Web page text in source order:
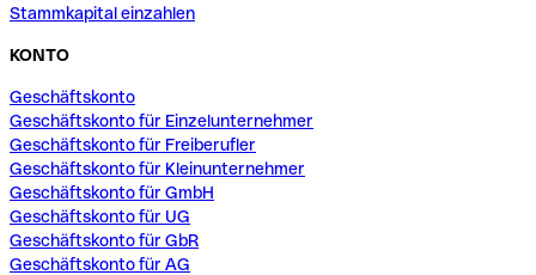
Stammkapital einzahlen
KONTO
Geschäftskonto
Geschäftskonto für Einzelunternehmer
Geschäftskonto für Freiberufler
Geschäftskonto für Kleinunternehmer
Geschäftskonto für GmbH
Geschäftskonto für UG
Geschäftskonto für GbR
Geschäftskonto für AG